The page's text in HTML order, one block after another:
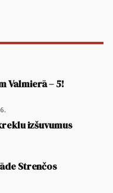
Valmierā – 5!
izšuvumus
Strenčos